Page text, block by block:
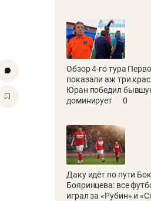
Обзор 4-го тура
показали аж три
Юран победил
доминирует
0
Даку идёт по пути
Бояринцева: все
играл за «Рубин» и